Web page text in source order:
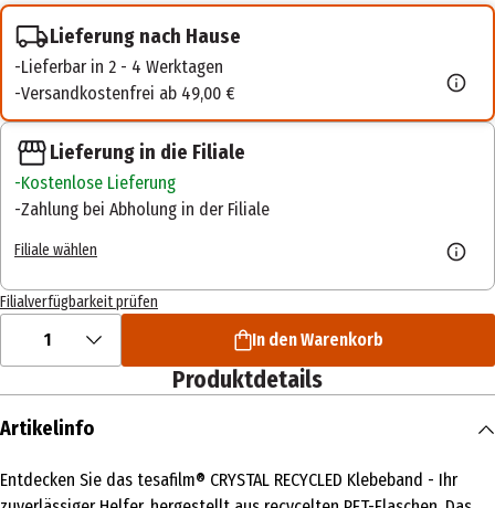
Lieferung nach Hause
Lieferbar in 2 - 4 Werktagen
Versandkostenfrei ab 49,00 €
Lieferung in die Filiale
Kostenlose Lieferung
Zahlung bei Abholung in der Filiale
Filiale wählen
Filialverfügbarkeit prüfen
1 In den Warenkorb
Produktdetails
Artikelinfo
Entdecken Sie das tesafilm® CRYSTAL RECYCLED Klebeband - Ihr